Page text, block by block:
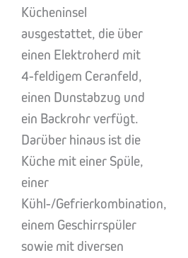
Kücheninsel
ausgestattet, die über
einen Elektroherd mit
4-feldigem Ceranfeld,
einen Dunstabzug und
ein Backrohr verfügt.
Darüber hinaus ist die
Küche mit einer Spüle,
einer
Kühl-/Gefrierkombination,
einem Geschirrspüler
sowie mit diversen